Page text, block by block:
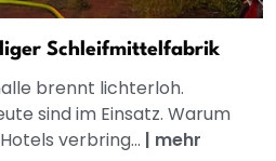
Schleifmittelfabrik
brennt lichterloh.
sind im Einsatz. Warum
verbring... | mehr